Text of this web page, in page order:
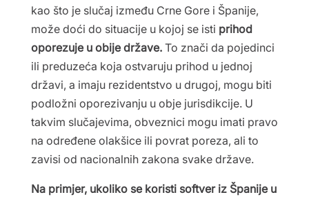
kao što je slučaj između Crne Gore i Španije,
može doći do situacije u kojoj se isti prihod
oporezuje u obije države.To znači da pojedinci
ili preduzeća koja ostvaruju prihod u jednoj
državi, a imaju rezidentstvo u drugoj, mogu biti
podložni oporezivanju u obje jurisdikcije. U
takvim slučajevima, obveznici mogu imati pravo
na određene olakšice ili povrat poreza, ali to
zavisi od nacionalnih zakona svake države.
Na primjer, ukoliko se koristi softver iz Španije u